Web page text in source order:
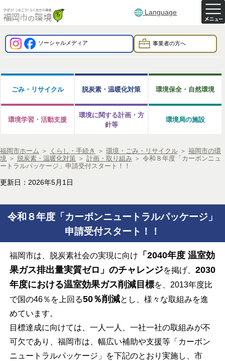
Language
ソーシャルメディア 事業者の方へ
ごみ・リサイクル 脱炭素・温暖化対策 環境保全・自然環境
環境学習・活動支援
環境に関する計画・方
針等
環境局の施設
福岡市ホーム ＞ くらし・手続き ＞ 環境・ごみ・リサイクル ＞ 福岡市の環
境 ＞ 脱炭素・温暖化対策 ＞ 計画・取り組み ＞ 令和８年度「カーボンニュ
ートラルパッケージ」申請受付スタート！！
更新日：2026年5月1日
令和８年度「カーボンニュートラルパッケージ」
申請受付スタート！！
福岡市は、脱炭素社会の実現に向け
「2040年度 温室効
果ガス排出量実質ゼロ」のチャレンジを掲げ、 2030
年度における温室効果ガス削減目標を、2013年度比
で国の46％を上回る50％削減とし、様々な取組みを進
めています。
目標達成に向けては、一人一人、一社一社の取組みが不
可欠であり、福岡市は、幅広い補助や支援等「カーボン
ニュートラルパッケージ」を下記のとおり実施し、市